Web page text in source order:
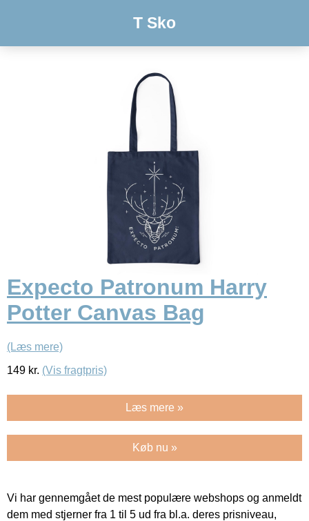
T Sko
Expecto Patronum Harry
Potter Canvas Bag
(Læs mere)
149 kr. (Vis fragtpris)
Læs mere »
Køb nu »
Vi har gennemgået de mest populære webshops og anmeldt
dem med stjerner fra 1 til 5 ud fra bl.a. deres prisniveau,